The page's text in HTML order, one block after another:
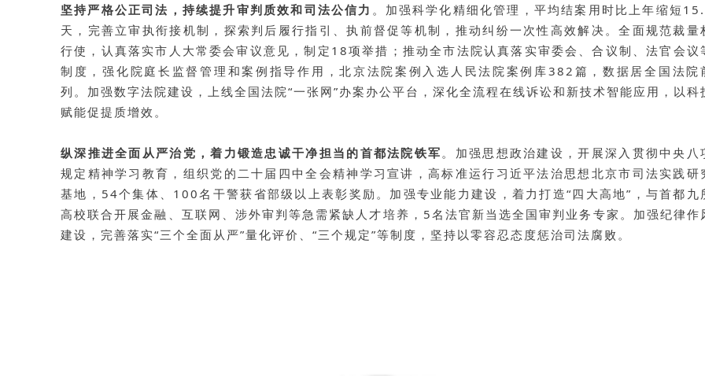
坚持严格公正司法，持续提升审判质效和司法公信力 。 加强科学化精细化管理 ，平均结案用时比上年缩短
天，完善立审执衔接机制，探索判后履行指引、执前督促等机制，推动纠纷一次性高效解决。全面规范裁量
行使 ，认真落实市人大常委会审议意见，制定18项举措；推动全市法院认真落实审委会、合议制、法官会议
制度，强化院庭长监督管理和案例指导作用，北京法院案例入选人民法院案例库382篇，数据居全国法院
列。 加强数字法院建设 ，上线全国法院“一张网”办案办公平台，深化全流程在线诉讼和新技术智能应用，以科
赋能促提质增效。
纵深推进全面从严治党，着力锻造忠诚干净担当的首都法院铁军 。 加强思想政治建设 ，开展深入贯彻中央八
规定精神学习教育，组织党的二十届四中全会精神学习宣讲，高标准运行习近平法治思想北京市司法实践研
基地，54个集体、100名干警获省部级以上表彰奖励。 加强专业能力建设 ，着力打造“四大高地”，与首都九
高校联合开展金融、互联网、涉外审判等急需紧缺人才培养，5名法官新当选全国审判业务专家。 加强纪律作
建设 ，完善落实“三个全面从严”量化评价、“三个规定”等制度，坚持以零容忍态度惩治司法腐败。